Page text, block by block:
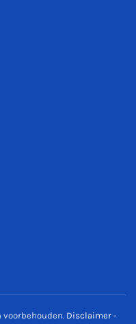
Disclaimer -